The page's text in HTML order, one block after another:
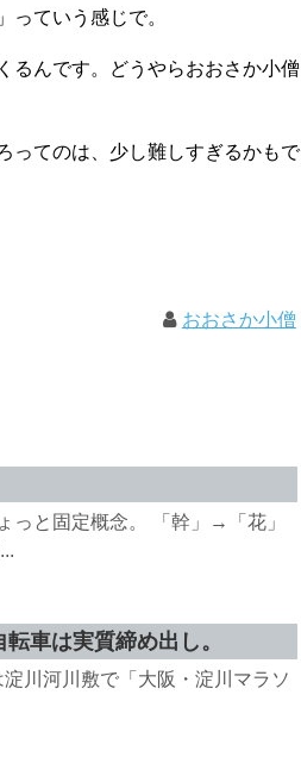
ていう感じで。
るんです。どうやらおおさか小僧
てのは、少し難しすぎるかもで
おおさか小僧
っと固定概念。 「幹」→「花」
車は実質締め出し。
川河川敷で「大阪・淀川マラソ